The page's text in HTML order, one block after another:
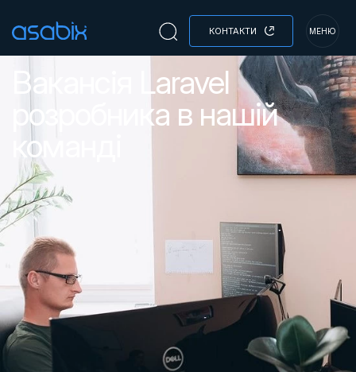
КОНТАКТИ МЕНЮ
Вакансія Laravel
розробника в нашій
команді